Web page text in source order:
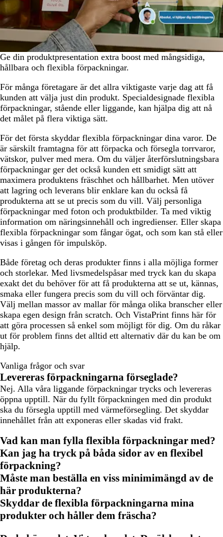
Ge din produktpresentation extra boost med mångsidiga,
hållbara och flexibla förpackningar.
För många företagare är det allra viktigaste varje dag att få
kunden att välja just din produkt. Specialdesignade flexibla
förpackningar, stående eller liggande, kan hjälpa dig att nå
det målet på flera viktiga sätt.
För det första skyddar flexibla förpackningar dina varor. De
är särskilt framtagna för att förpacka och försegla torrvaror,
vätskor, pulver med mera. Om du väljer återförslutningsbara
förpackningar ger det också kunden ett smidigt sätt att
maximera produktens fräschhet och hållbarhet. Men utöver
att lagring och leverans blir enklare kan du också få
produkterna att se ut precis som du vill. Välj personliga
förpackningar med foton och produktbilder. Ta med viktig
information om näringsinnehåll och ingredienser. Eller skapa
flexibla förpackningar som fångar ögat, och som kan stå eller
visas i gången för impulsköp.
Både företag och deras produkter finns i alla möjliga former
och storlekar. Med livsmedelspåsar med tryck kan du skapa
exakt det du behöver för att få produkterna att se ut, kännas,
smaka eller fungera precis som du vill och förväntar dig.
Välj mellan massor av mallar för många olika branscher eller
skapa egen design från scratch. Och VistaPrint finns här för
att göra processen så enkel som möjligt för dig. Om du råkar
ut för problem finns det alltid ett alternativ där du kan be om
hjälp.
Vanliga frågor och svar
Levereras förpackningarna förseglade?
Nej. Alla våra liggande förpackningar trycks och levereras
öppna upptill. När du fyllt förpackningen med din produkt
ska du försegla upptill med värmeförsegling. Det skyddar
innehållet från att exponeras eller skadas vid frakt.
Vad kan man fylla flexibla förpackningar med?
Kan jag ha tryck på båda sidor av en flexibel
förpackning?
Måste man beställa en viss minimimängd av de
här produkterna?
Skyddar de flexibla förpackningarna mina
produkter och håller dem fräscha?